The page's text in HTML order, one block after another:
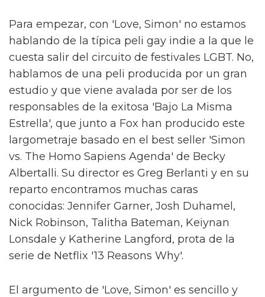
Para empezar, con 'Love, Simon' no estamos
hablando de la típica peli gay indie a la que le
cuesta salir del circuito de festivales LGBT. No,
hablamos de una peli producida por un gran
estudio y que viene avalada por ser de los
responsables de la exitosa 'Bajo La Misma
Estrella', que junto a Fox han producido este
largometraje basado en el best seller 'Simon
vs. The Homo Sapiens Agenda' de Becky
Albertalli. Su director es Greg Berlanti y en su
reparto encontramos muchas caras
conocidas: Jennifer Garner, Josh Duhamel,
Nick Robinson, Talitha Bateman, Keiynan
Lonsdale y Katherine Langford, prota de la
serie de Netflix '13 Reasons Why'.
El argumento de 'Love, Simon' es sencillo y